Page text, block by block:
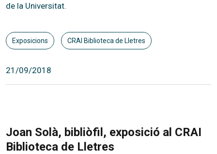
de la Universitat.
Exposicions CRAI Biblioteca de Lletres
21/09/2018
Joan Solà, bibliòfil, exposició al CRAI
Biblioteca de Lletres